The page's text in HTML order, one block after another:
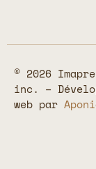
© 2026
inc. –
web par